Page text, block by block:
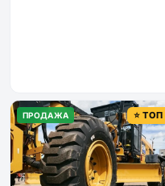
ПРОДАЖА ⭐ ТОП